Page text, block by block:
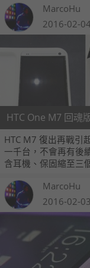
MarcoHu
2016-02-04
HTC One M7 回魂
HTC M7 復出再戰引
一千台，不會再有後
含耳機、保固縮至三
32GB 版。MarcoHu
2016-02-03